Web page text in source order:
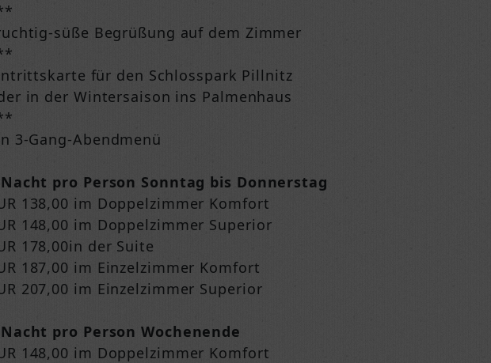
süße Begrüßung auf dem Zimmer
für den Schlosspark Pillnitz
in der Wintersaison ins Palmenhaus
3-Gang-Abendmenü
pro Person Sonntag bis Donnerstag
138,00 im Doppelzimmer Komfort
148,00 im Doppelzimmer Superior
178,00in der Suite
187,00 im Einzelzimmer Komfort
207,00 im Einzelzimmer Superior
pro Person Wochenende
148,00 im Doppelzimmer Komfort